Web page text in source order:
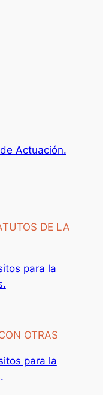
Actuación.
DE LA
para la
OTRAS
para la